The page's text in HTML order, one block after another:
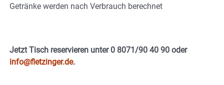
Getränke werden nach Verbrauch berechnet
Jetzt Tisch reservieren unter 0 8071/90 40 90 oder
info@fletzinger.de.